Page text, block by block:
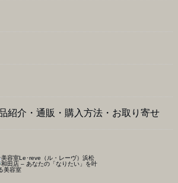
紹介・通販・購入方法・お取り寄せ